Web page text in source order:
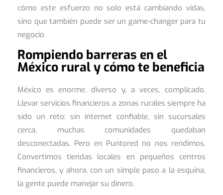
cómo este esfuerzo no solo está cambiando vidas,
sino que también puede ser un game-changer para tu
negocio.
Rompiendo barreras en el
México rural y cómo te beneficia
México es enorme, diverso y, a veces, complicado.
Llevar servicios financieros a zonas rurales siempre ha
sido un reto: sin internet confiable, sin sucursales
cerca, muchas comunidades quedaban
desconectadas. Pero en Puntored no nos rendimos.
Convertimos tiendas locales en pequeños centros
financieros, y ahora, con un simple paso a la esquina,
la gente puede manejar su dinero.